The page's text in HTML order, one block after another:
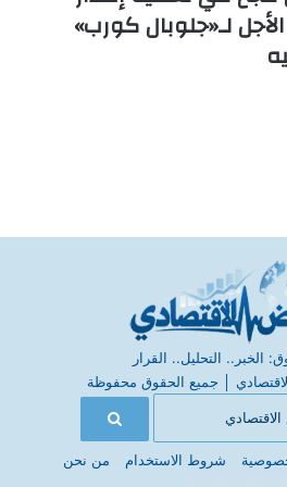
لـ«جلوبال كورب»
الخبر.. التحليل.. القرار
جميع الحقوق محفوظة
شروط الاستخدام من نحن